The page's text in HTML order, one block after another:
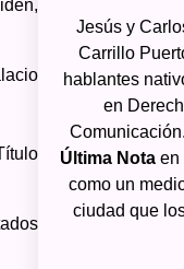
Jesús y
Carrillo
hablantes
en
Última Nota en
como un
ciudad que